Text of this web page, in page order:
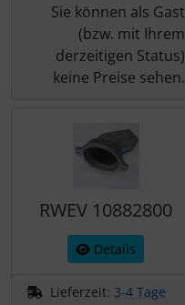
Sie können als Gast
(bzw. mit Ihrem
derzeitigen Status)
keine Preise sehen.
RWEV 10882800
Details
Lieferzeit: 3-4 Tage